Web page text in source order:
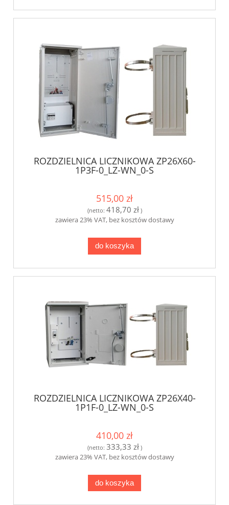
ROZDZIELNICA LICZNIKOWA ZP26X60-
1P3F-0_LZ-WN_0-S
515,00 zł
(netto: 418,70 zł)
zawiera 23% VAT, bez kosztów dostawy
do koszyka
ROZDZIELNICA LICZNIKOWA ZP26X40-
1P1F-0_LZ-WN_0-S
410,00 zł
(netto: 333,33 zł)
zawiera 23% VAT, bez kosztów dostawy
do koszyka